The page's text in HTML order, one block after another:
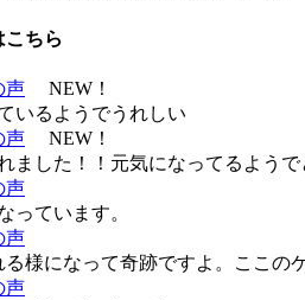
ちら
声
NEW！
いるようでうれしい
声
NEW！
ました！！元気になってるよう
声
っています。
声
る様になって奇跡ですよ。ここの
声